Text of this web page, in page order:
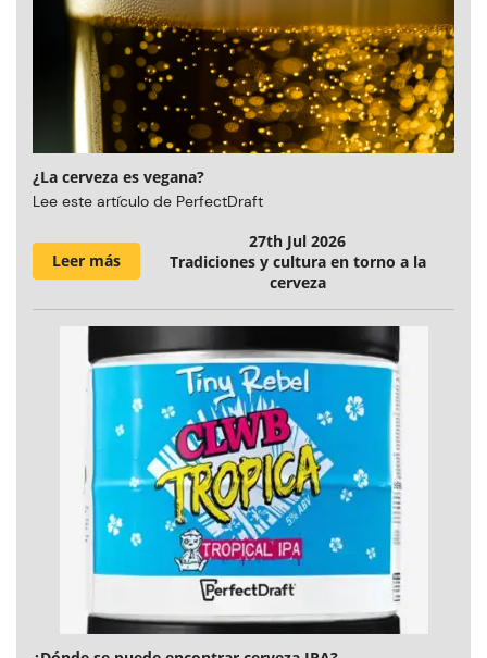
¿La cerveza es vegana?
Lee este artículo de PerfectDraft
Leer más
27th Jul 2026
Tradiciones y cultura en torno a la
cerveza